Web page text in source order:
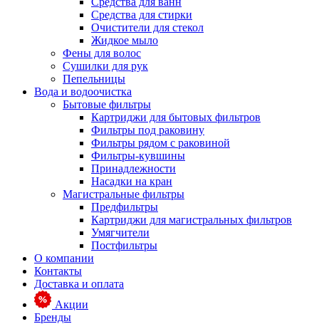
Средства для стирки
Очистители для стекол
Жидкое мыло
Фены для волос
Сушилки для рук
Пепельницы
Вода и водоочистка
Бытовые фильтры
Картриджи для бытовых фильтров
Фильтры под раковину
Фильтры рядом с раковиной
Фильтры-кувшины
Принадлежности
Насадки на кран
Магистральные фильтры
Предфильтры
Картриджи для магистральных фильтров
Умягчители
Постфильтры
О компании
Контакты
Доставка и оплата
Акции
Бренды